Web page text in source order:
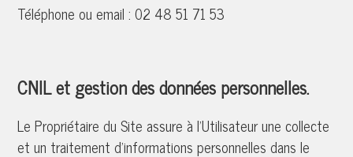
Téléphone ou email :02 48 51 71 53
CNIL et gestion des données personnelles.
Le Propriétaire du Site assure à l'Utilisateur une collecte
et un traitement d'informations personnelles dans le